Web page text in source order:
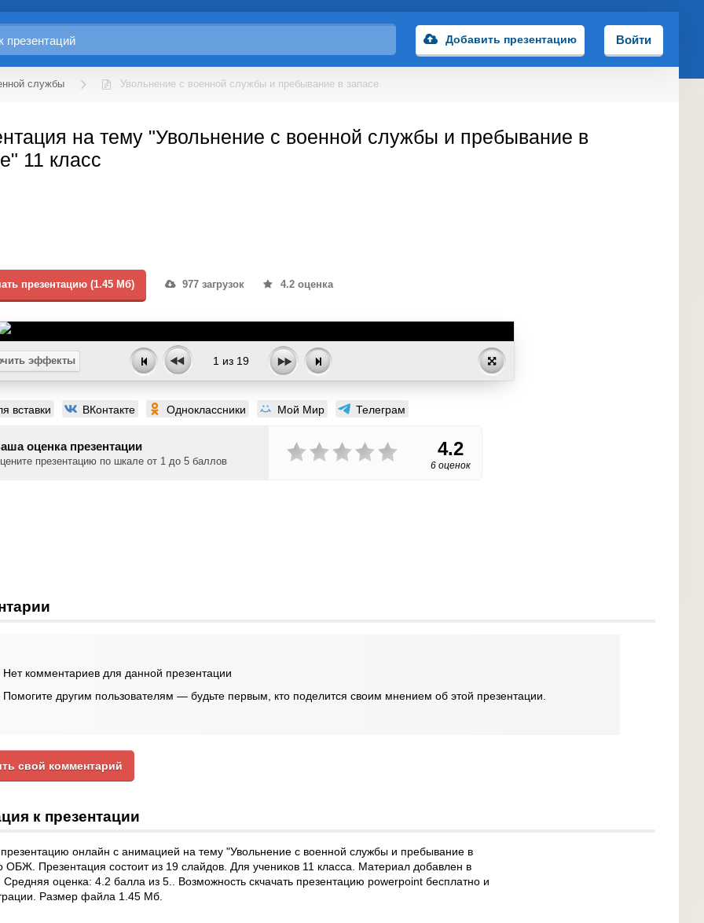
Добавить презентацию Войти
службы Увольнение с военной службы и пребывание в запасе
на тему "Увольнение с военной службы и пребывание в
11 класс
презентацию (1.45 Мб) 977 загрузок 4.2 оценка
эффекты 1 из 19
вставки ВКонтакте Одноклассники Мой Мир Телеграм
оценка презентации
презентацию по шкале от 1 до 5 баллов
4.2
6 оценок
Нет комментариев для данной презентации
Помогите другим пользователям — будьте первым, кто поделится своим мнением об этой презентации.
свой комментарий
к презентации
онлайн с анимацией на тему "Увольнение с военной службы и пребывание в
ОБЖ. Презентация состоит из 19 слайдов. Для учеников 11 класса. Материал добавлен в
Средняя оценка: 4.2 балла из 5.. Возможность скчачать презентацию powerpoint бесплатно и
Размер файла 1.45 Мб.